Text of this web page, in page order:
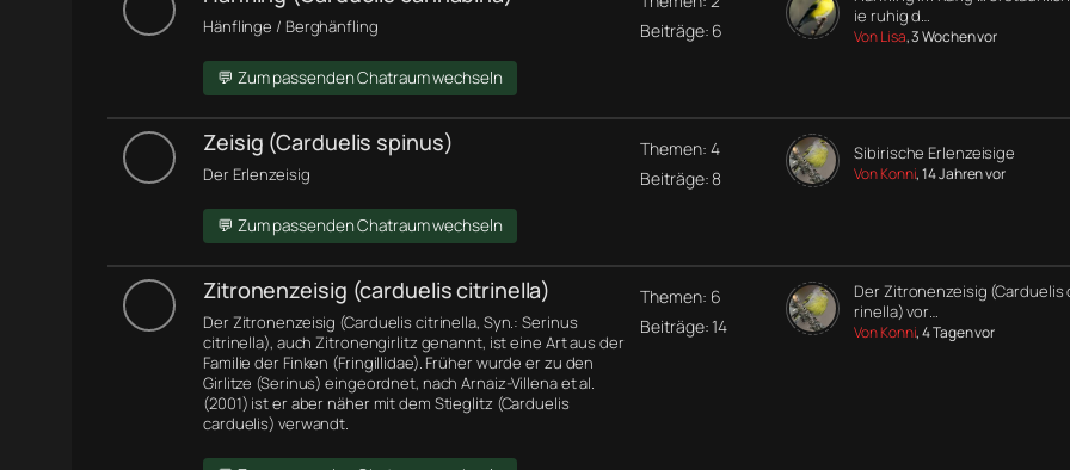
Hänflinge / Berghänfling
💬 Zum passenden Chatraum wechseln
Beiträge: 6
ie ruhig d…
Von Lisa, 3 Wochen vor
Zeisig (Carduelis spinus)
Der Erlenzeisig
💬 Zum passenden Chatraum wechseln
Themen: 4
Beiträge: 8
Sibirische Erlenzeisige
Von Konni, 14 Jahren vor
Zitronenzeisig (carduelis citrinella)
Der Zitronenzeisig (Carduelis citrinella, Syn.: Serinus
citrinella), auch Zitronengirlitz genannt, ist eine Art aus der
Familie der Finken (Fringillidae). Früher wurde er zu den
Girlitze (Serinus) eingeordnet, nach Arnaiz-Villena et al.
(2001) ist er aber näher mit dem Stieglitz (Carduelis
carduelis) verwandt.
Themen: 6
Beiträge: 14
Der Zitronenzeisig (Carduelis
rinella) vor…
Von Konni, 4 Tagen vor